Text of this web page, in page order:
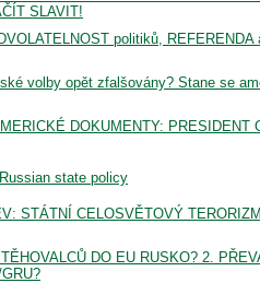
SLAVIT!
politiků, REFERENDA
volby opět zfalšovány? Stane se
DOKUMENTY: PRESIDENT
state policy
STÁTNÍ CELOSVĚTOVÝ
DO EU RUSKO? 2.